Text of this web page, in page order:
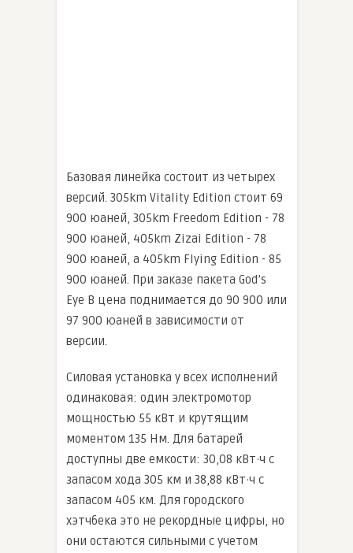
Базовая линейка состоит из четырех
версий. 305km Vitality Edition стоит 69
900 юаней, 305km Freedom Edition - 78
900 юаней, 405km Zizai Edition - 78
900 юаней, а 405km Flying Edition - 85
900 юаней. При заказе пакета God’s
Eye B цена поднимается до 90 900 или
97 900 юаней в зависимости от
версии.
Силовая установка у всех исполнений
одинаковая: один электромотор
мощностью 55 кВт и крутящим
моментом 135 Нм. Для батарей
доступны две емкости: 30,08 кВт·ч с
запасом хода 305 км и 38,88 кВт·ч с
запасом 405 км. Для городского
хэтчбека это не рекордные цифры, но
они остаются сильными с учетом